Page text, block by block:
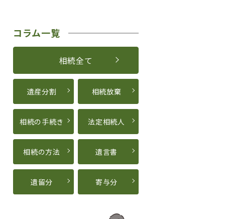
コラム一覧
相続全て
遺産分割 相続放棄
相続の手続き 法定相続人
相続の方法 遺言書
遺留分 寄与分